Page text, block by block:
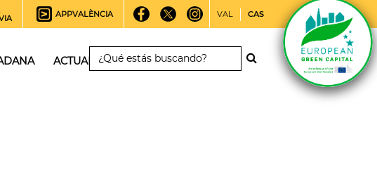
APPVALÈNCIA VAL CAS
ACTUALIDAD